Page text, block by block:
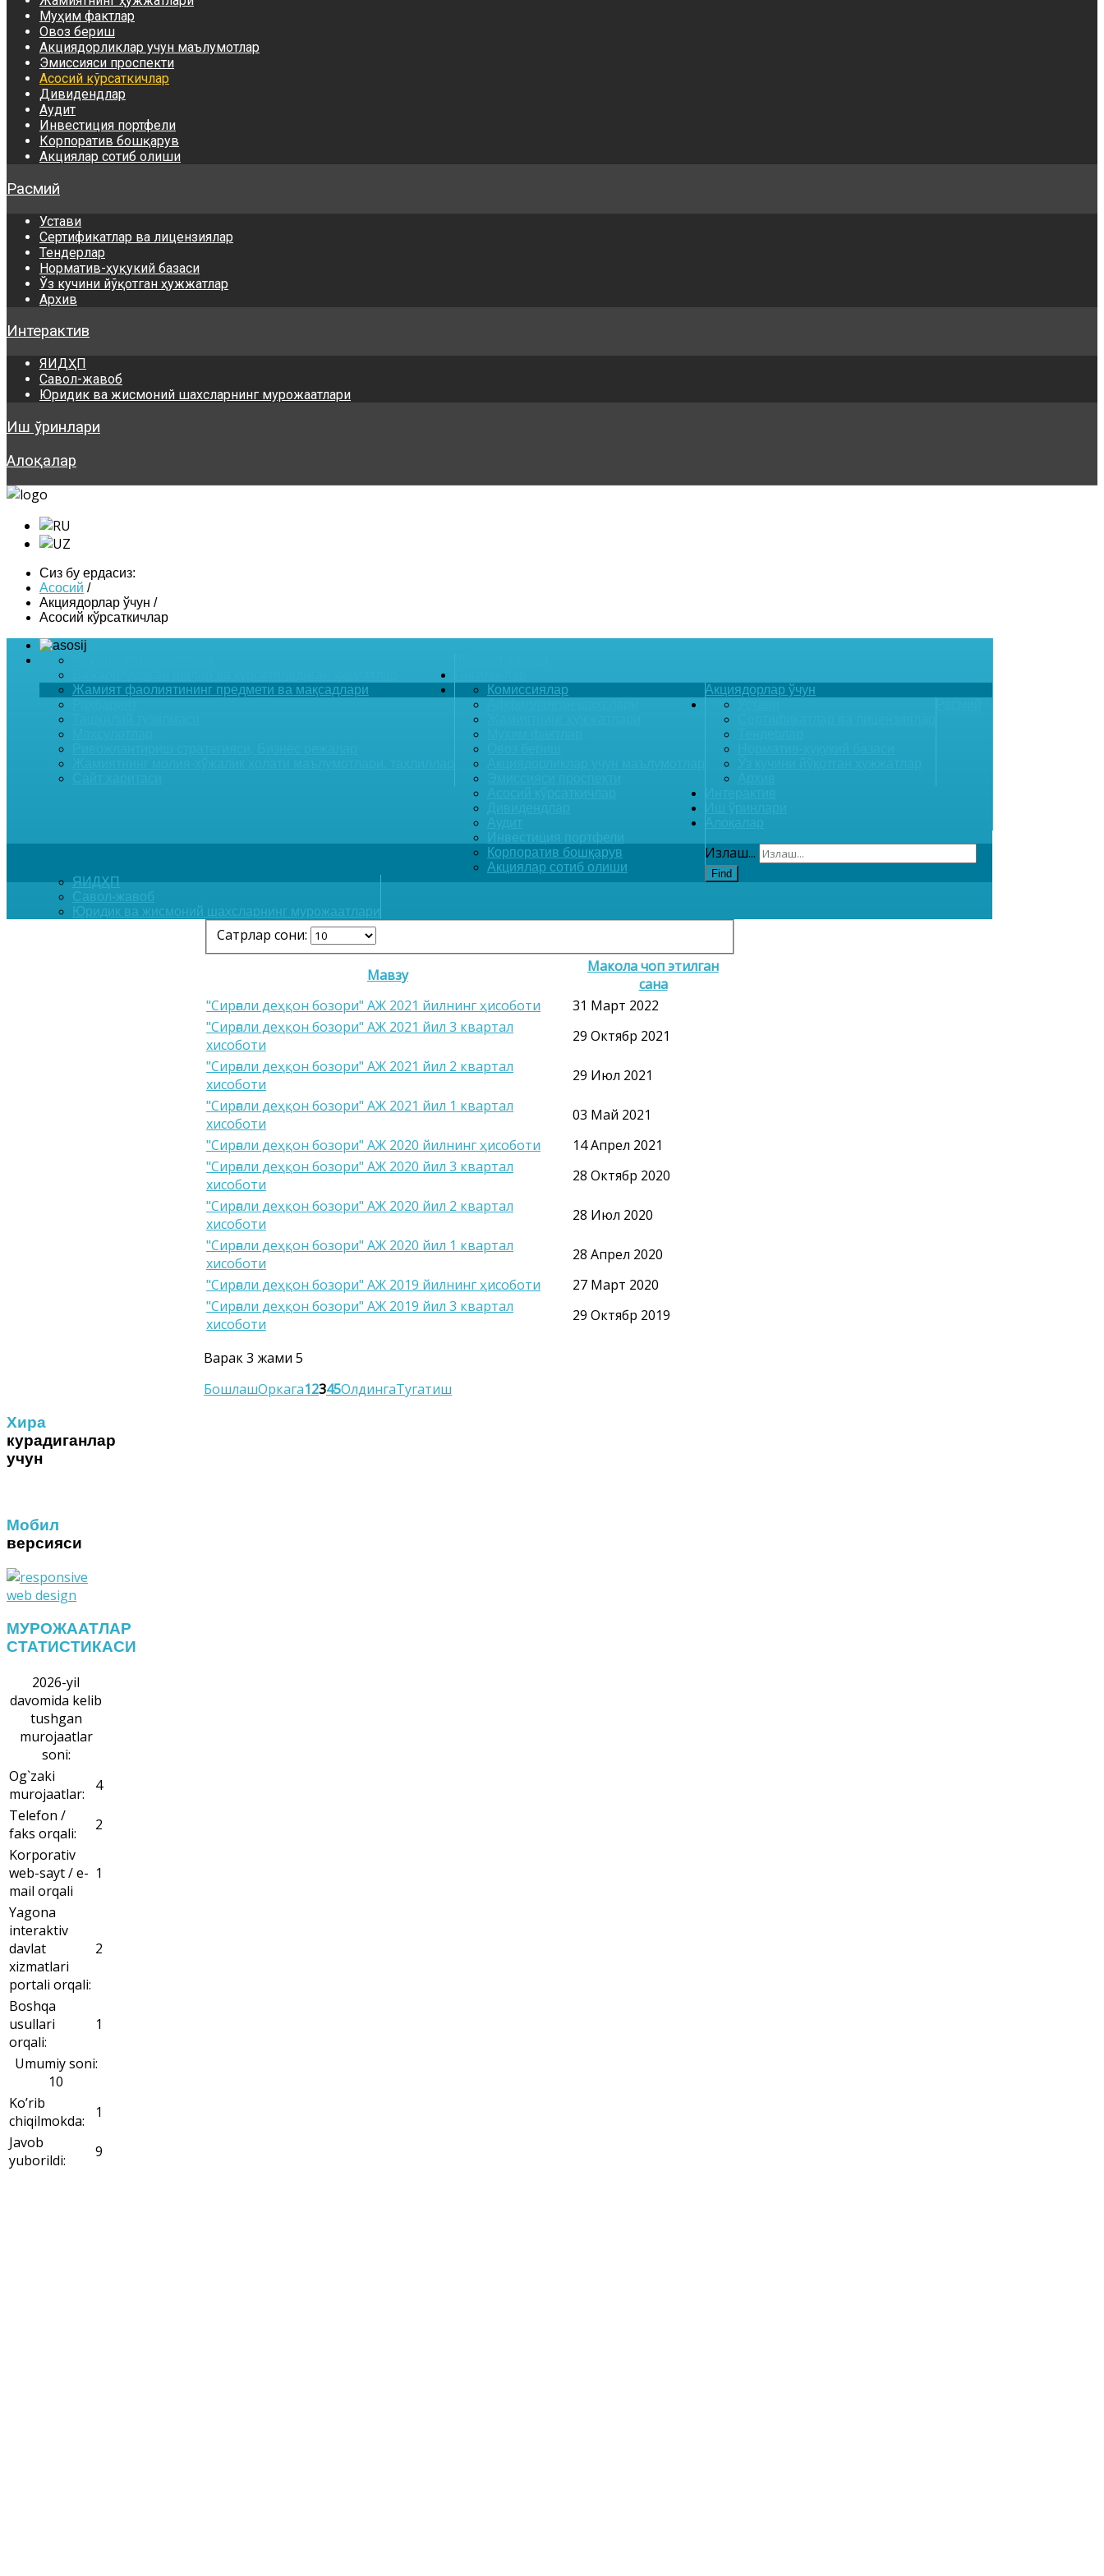
Муҳим фактлар
Овоз бериш
Акциядорликлар учун маълумотлар
Эмиссияси проспекти
Асосий кўрсаткичлар
Дивидендлар
Аудит
Инвестиция портфели
Корпоратив бошқарув
Акциялар сотиб олиши
Расмий
Устави
Сертификатлар ва лицензиялар
Тендерлар
Норматив-ҳуқукий базаси
Ўз кучини йўқотган ҳужжатлар
Архив
Интерактив
ЯИДҲП
Савол-жавоб
Юридик ва жисмоний шахсларнинг мурожаатлари
Иш ўринлари
Алоқалар
Сиз бу ердасиз:
Асосий /
Акциядорлар ўчун /
Асосий кўрсаткичлар
Жамият фаолиятининг предмети ва мақсадлари
Акциядорлар ўчун
Комиссиялар
Корпоратив бошқарув
Акциялар сотиб олиши
ЯИДҲП
Савол-жавоб
Юридик ва жисмоний шахсларнинг мурожаатлари
Излаш...
Find
Сатрлар сони:
Мавзу
Макола чоп этилган
сана
"Сирғали деҳқон бозори" АЖ 2021 йилнинг ҳисоботи
31 Март 2022
"Сирғали деҳқон бозори" АЖ 2021 йил 3 квартал
хисоботи
29 Октябр 2021
"Сирғали деҳқон бозори" АЖ 2021 йил 2 квартал
хисоботи
29 Июл 2021
"Сирғали деҳқон бозори" АЖ 2021 йил 1 квартал
хисоботи
03 Май 2021
"Сирғали деҳқон бозори" АЖ 2020 йилнинг ҳисоботи
14 Апрел 2021
"Сирғали деҳқон бозори" АЖ 2020 йил 3 квартал
хисоботи
28 Октябр 2020
"Сирғали деҳқон бозори" АЖ 2020 йил 2 квартал
хисоботи
28 Июл 2020
"Сирғали деҳқон бозори" АЖ 2020 йил 1 квартал
хисоботи
28 Апрел 2020
"Сирғали деҳқон бозори" АЖ 2019 йилнинг ҳисоботи
27 Март 2020
"Сирғали деҳқон бозори" АЖ 2019 йил 3 квартал
хисоботи
29 Октябр 2019
Варак 3 жами 5
БошлашОркага12345ОлдингаТугатиш
Хира
курадиганлар
учун
Мобил
версияси
МУРОЖААТЛАР
СТАТИСТИКАСИ
2026-yil
davomida kelib
tushgan
murojaatlar
soni:
Og`zaki
murojaatlar:
4
Telefon /
faks orqali:
2
Korporativ
web-sayt / e-
mail orqali
1
Yagona
interaktiv
davlat
xizmatlari
portali orqali:
2
Boshqa
usullari
orqali:
1
Umumiy soni:
10
Ko’rib
chiqilmokda:
1
Javob
yuborildi:
9